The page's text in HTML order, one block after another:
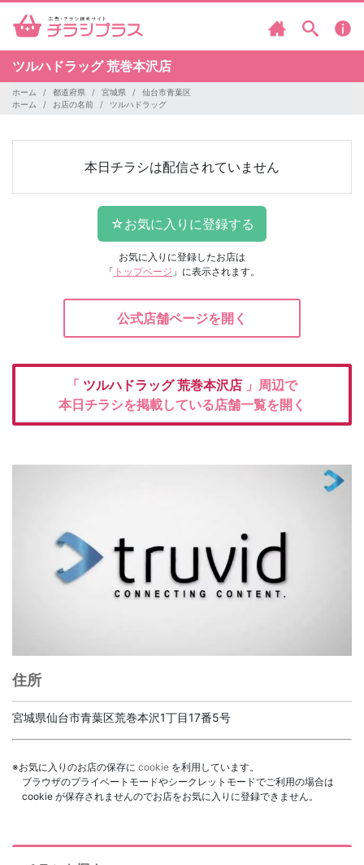
ツルハドラッグ荒巻本沢店
ホーム 都道府県 宮城県
仙台市青葉区
ホーム
お店の名前 ツルハドラッグ
本日チラシは配信されていません
お気に入りに登録したお店は
「 トップページ 」に表示されます。
公式店舗ページを開く
「 ツルハドラッグ荒巻本沢店 」周辺で
本日チラシを掲載している店舗一覧を開く
住所
宮城県仙台市青葉区荒巻本沢1丁目17番5号
※お気に入りのお店の保存に cookie を利用しています。
ブラウザのプライベートモードやシークレットモードでご利用の場合は
cookie が保存されませんのでお店をお気に入りに登録できません。